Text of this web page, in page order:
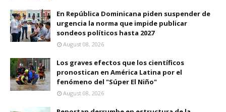
En República Dominicana piden suspender de
urgencia la norma que impide publicar
sondeos políticos hasta 2027
August 08, 2026
Los graves efectos que los científicos
pronostican en América Latina por el
fenómeno del "Súper El Niño"
August 08, 2026